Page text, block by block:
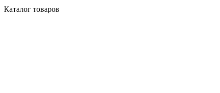
Каталог товаров